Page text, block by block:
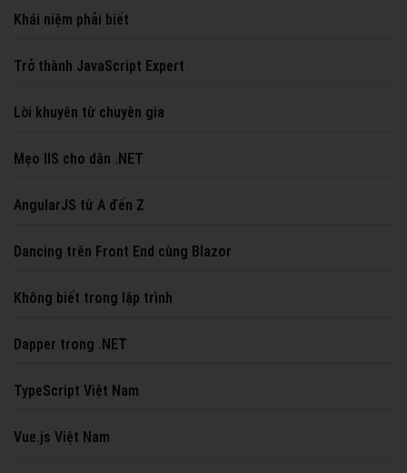
Khái niệm phải biết
Trở thành JavaScript Expert
Lời khuyên từ chuyên gia
Mẹo IIS cho dân .NET
AngularJS từ A đến Z
Dancing trên Front End cùng Blazor
Không biết trong lập trình
Dapper trong .NET
TypeScript Việt Nam
Vue.js Việt Nam